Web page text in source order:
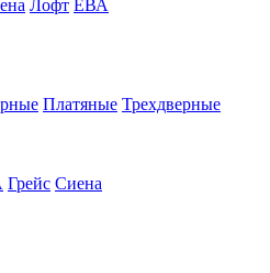
Лофт ЕВА
Платяные Трехдверные
Грейс Сиена